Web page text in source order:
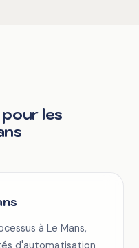
les
à Le Mans,
d'automatisation